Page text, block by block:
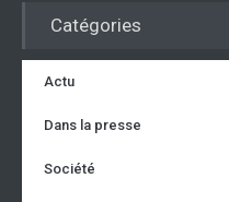
Catégories
Actu
Dans la presse
Société